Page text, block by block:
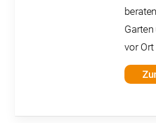
vor Ort